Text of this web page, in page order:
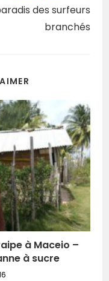
des surfeurs
branchés
à Maceio –
à sucre